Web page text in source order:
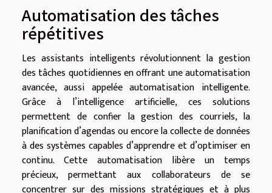
Automatisation des tâches
répétitives
Les assistants intelligents révolutionnent la gestion
des tâches quotidiennes en offrant une automatisation
avancée, aussi appelée automatisation intelligente.
Grâce à l’intelligence artificielle, ces solutions
permettent de confier la gestion des courriels, la
planification d’agendas ou encore la collecte de données
à des systèmes capables d’apprendre et d’optimiser en
continu. Cette automatisation libère un temps
précieux, permettant aux collaborateurs de se